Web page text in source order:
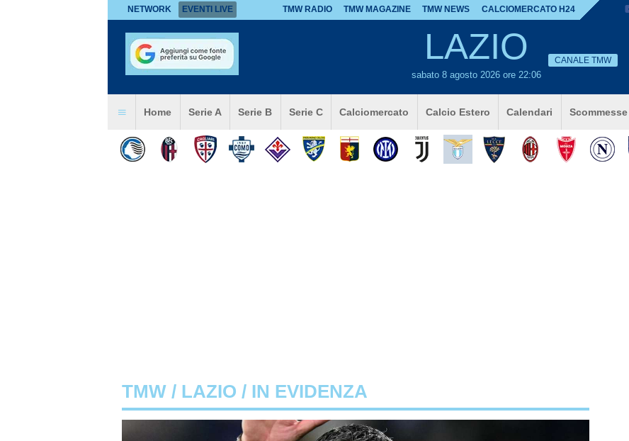
NETWORK EVENTI LIVE TMW RADIO TMW MAGAZINE TMW NEWS CALCIOMERCATO H24
LAZIO
sabato 8 agosto 2026 ore 22:06
CANALE TMW
Home Serie A Serie B Serie C Calciomercato Calcio Estero Calendari Scommesse
TMW / LAZIO / IN EVIDENZA